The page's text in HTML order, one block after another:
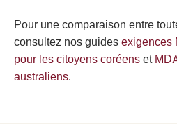
Pour une comparaison entre
consultez nos guidesexigences
pour les citoyens coréenset
australiens.